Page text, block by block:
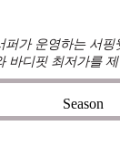
퍼가 운영하는 서
바디핏 최저가를
Season